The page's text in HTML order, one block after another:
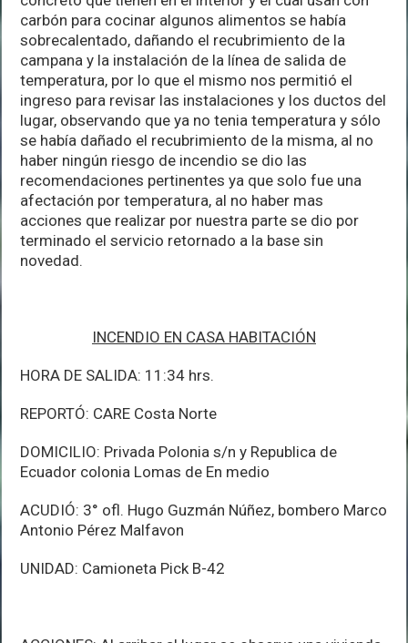
carbón para cocinar algunos alimentos se había
sobrecalentado, dañando el recubrimiento de la
campana y la instalación de la línea de salida de
temperatura, por lo que el mismo nos permitió el
ingreso para revisar las instalaciones y los ductos del
lugar, observando que ya no tenia temperatura y sólo
se había dañado el recubrimiento de la misma, al no
haber ningún riesgo de incendio se dio las
recomendaciones pertinentes ya que solo fue una
afectación por temperatura, al no haber mas
acciones que realizar por nuestra parte se dio por
terminado el servicio retornado a la base sin
novedad.
INCENDIO EN CASA HABITACIÓN
HORA DE SALIDA: 11:34 hrs.
REPORTÓ: CARE Costa Norte
DOMICILIO: Privada Polonia s/n y Republica de
Ecuador colonia Lomas de En medio
ACUDIÓ: 3° ofl. Hugo Guzmán Núñez, bombero Marco
Antonio Pérez Malfavon
UNIDAD: Camioneta Pick B-42